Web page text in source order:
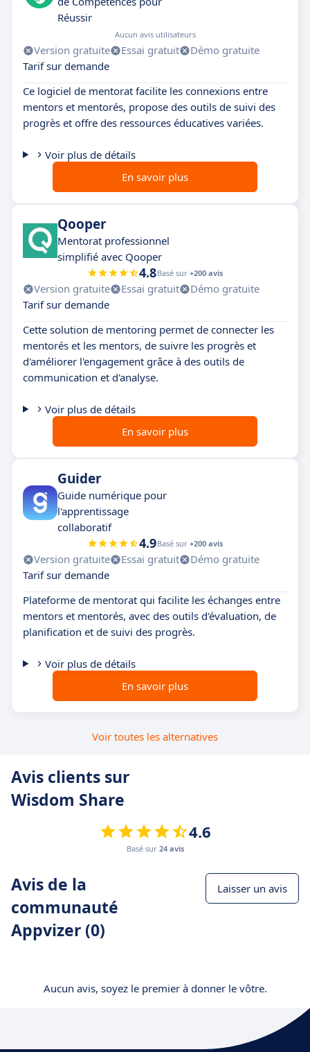
Réussir
Aucun avis utilisateurs
Version gratuite Essai gratuit
Démo gratuite
Tarif sur demande
Ce logiciel de mentorat facilite les connexions entre
mentors et mentorés, propose des outils de suivi des
progrès et offre des ressources éducatives variées.
Voir plus de détails
En savoir plus
Qooper
Mentorat professionnel
simplifié avec Qooper
4.8Basé sur +200 avis
Version gratuite Essai gratuit
Démo gratuite
Tarif sur demande
Cette solution de mentoring permet de connecter les
mentorés et les mentors, de suivre les progrès et
d'améliorer l'engagement grâce à des outils de
communication et d'analyse.
Voir plus de détails
En savoir plus
Guider
Guide numérique pour
l'apprentissage
collaboratif
4.9Basé sur +200 avis
Version gratuite Essai gratuit
Démo gratuite
Tarif sur demande
Plateforme de mentorat qui facilite les échanges entre
mentors et mentorés, avec des outils d'évaluation, de
planification et de suivi des progrès.
Voir plus de détails
En savoir plus
Voir toutes les alternatives
Avis clients sur
Wisdom Share
4.6
Basé sur 24 avis
Avis de la
communauté
Appvizer (0)
Laisser un avis
Aucun avis, soyez le premier à donner le vôtre.